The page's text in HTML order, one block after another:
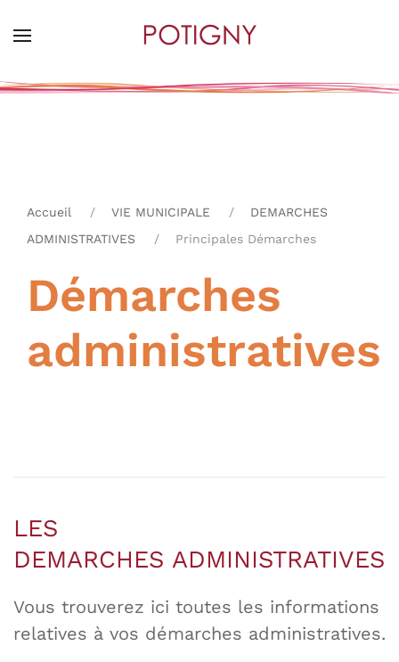
main
Accueil VIE MUNICIPALE
DEMARCHES
ADMINISTRATIVES
Principales Démarches
Démarches
administratives
LES
DEMARCHES ADMINISTRATIVES
Vous trouverez ici toutes les informations
relatives à vos démarches administratives.